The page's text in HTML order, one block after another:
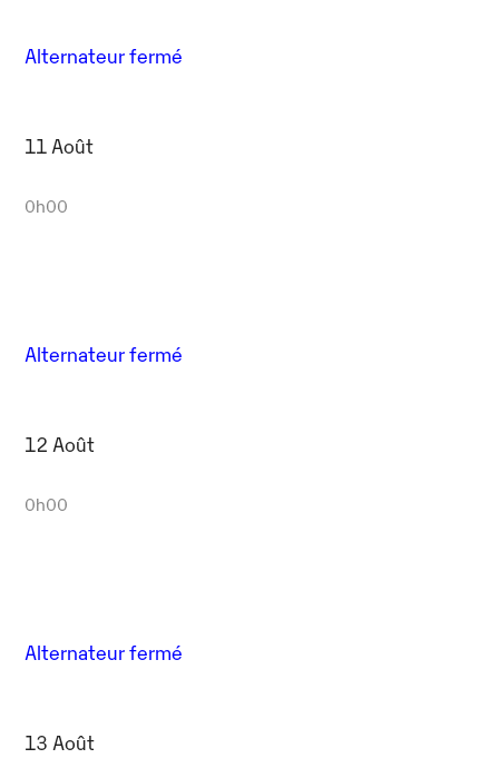
Alternateur fermé
11 Août
0h00
Alternateur fermé
12 Août
0h00
Alternateur fermé
13 Août